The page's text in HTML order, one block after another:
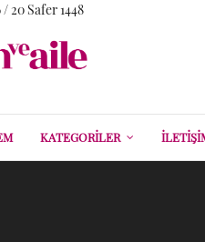
20 Safer 1448
KATEGORILER